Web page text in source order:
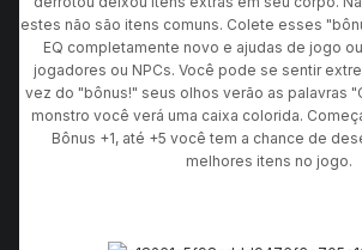
estes não são itens comuns. Colete esses
EQ completamente novo e ajudas de jogo
jogadores ou NPCs. Você pode se sentir
vez do "bônus!" seus olhos verão as palavras
monstro você verá uma caixa colorida.
Bônus +1, até +5 você tem a chance de
melhores itens no jogo.